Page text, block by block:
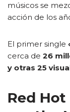
músicos se
acción de los
El primer single
cerca de 26
y otras 25
Red